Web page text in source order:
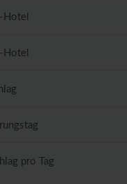
Hotel
Hotel
pro Tag